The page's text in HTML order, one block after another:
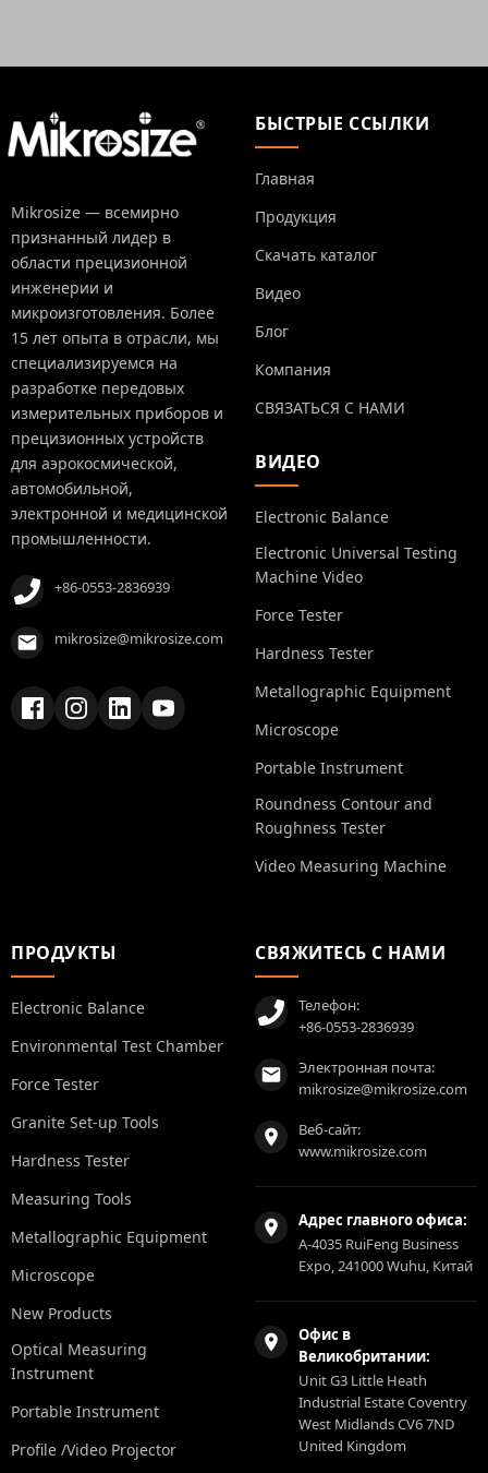
Mikrosize — всемирно
признанный лидер в
области прецизионной
инженерии и
микроизготовления. Более
15 лет опыта в отрасли, мы
специализируемся на
разработке передовых
измерительных приборов и
прецизионных устройств
для аэрокосмической,
автомобильной,
электронной и медицинской
промышленности.
+86-0553-2836939
mikrosize@mikrosize.com
БЫСТРЫЕ ССЫЛКИ
Главная
Продукция
Скачать каталог
Видео
Блог
Компания
СВЯЗАТЬСЯ С НАМИ
ВИДЕО
Electronic Balance
Electronic Universal Testing
Machine Video
Force Tester
Hardness Tester
Metallographic Equipment
Microscope
Portable Instrument
Roundness Contour and
Roughness Tester
Video Measuring Machine
ПРОДУКТЫ
Electronic Balance
Environmental Test Chamber
Force Tester
Granite Set-up Tools
Hardness Tester
Measuring Tools
Metallographic Equipment
Microscope
New Products
Optical Measuring
Instrument
Portable Instrument
Profile /Video Projector
СВЯЖИТЕСЬ С НАМИ
Телефон:
+86-0553-2836939
Электронная почта:
mikrosize@mikrosize.com
Веб-сайт:
www.mikrosize.com
Адрес главного офиса:
A-4035 RuiFeng Business
Expo, 241000 Wuhu, Китай
Офис в
Великобритании:
Unit G3 Little Heath
Industrial Estate Coventry
West Midlands CV6 7ND
United Kingdom